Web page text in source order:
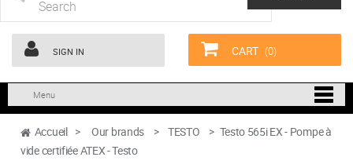
SIGN IN CART (0)
Menu
Accueil > Our brands > TESTO > Testo 565i EX - Pompe à
vide certifiée ATEX - Testo